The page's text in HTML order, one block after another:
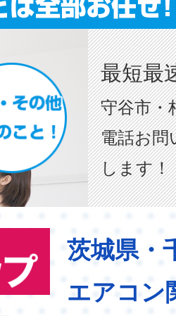
最短最
守谷市・
電話お問
します！
茨城県・
エアコン